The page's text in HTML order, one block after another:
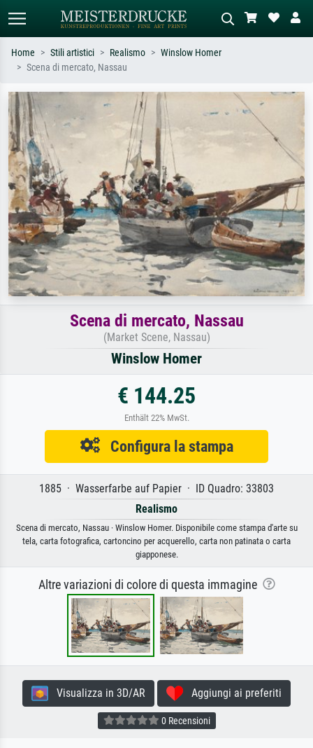
Cerca per artista, titolo o stile – es.
Monet, Notte stellata,
Impressionismo, onda di Hokusai,
Descrivi la scena – es. prato verde,
astratto con molto rosso, dipinto a
olio scuro, nudo in piedi vicino a un
Home Stili artistici Realismo
Winslow Homer
Scena di mercato, Nassau
Scena di mercato, Nassau
(Market Scene, Nassau)
Winslow Homer
€ 144.25
Enthält 22% MwSt.
Configura la stampa
1885 · Wasserfarbe auf Papier · ID Quadro: 33803
Realismo
Scena di mercato, Nassau · Winslow Homer. Disponibile come stampa d'arte su
tela, carta fotografica, cartoncino per acquerello, carta non patinata o carta
giapponese.
Altre variazioni di colore di questa immagine
Visualizza in 3D/AR Aggiungi ai preferiti
0 Recensioni